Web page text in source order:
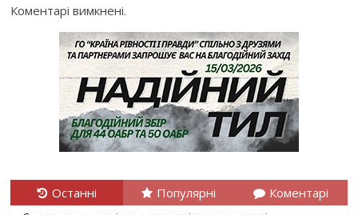
Коментарі вимкнені.
Останні Популярні Коментарі